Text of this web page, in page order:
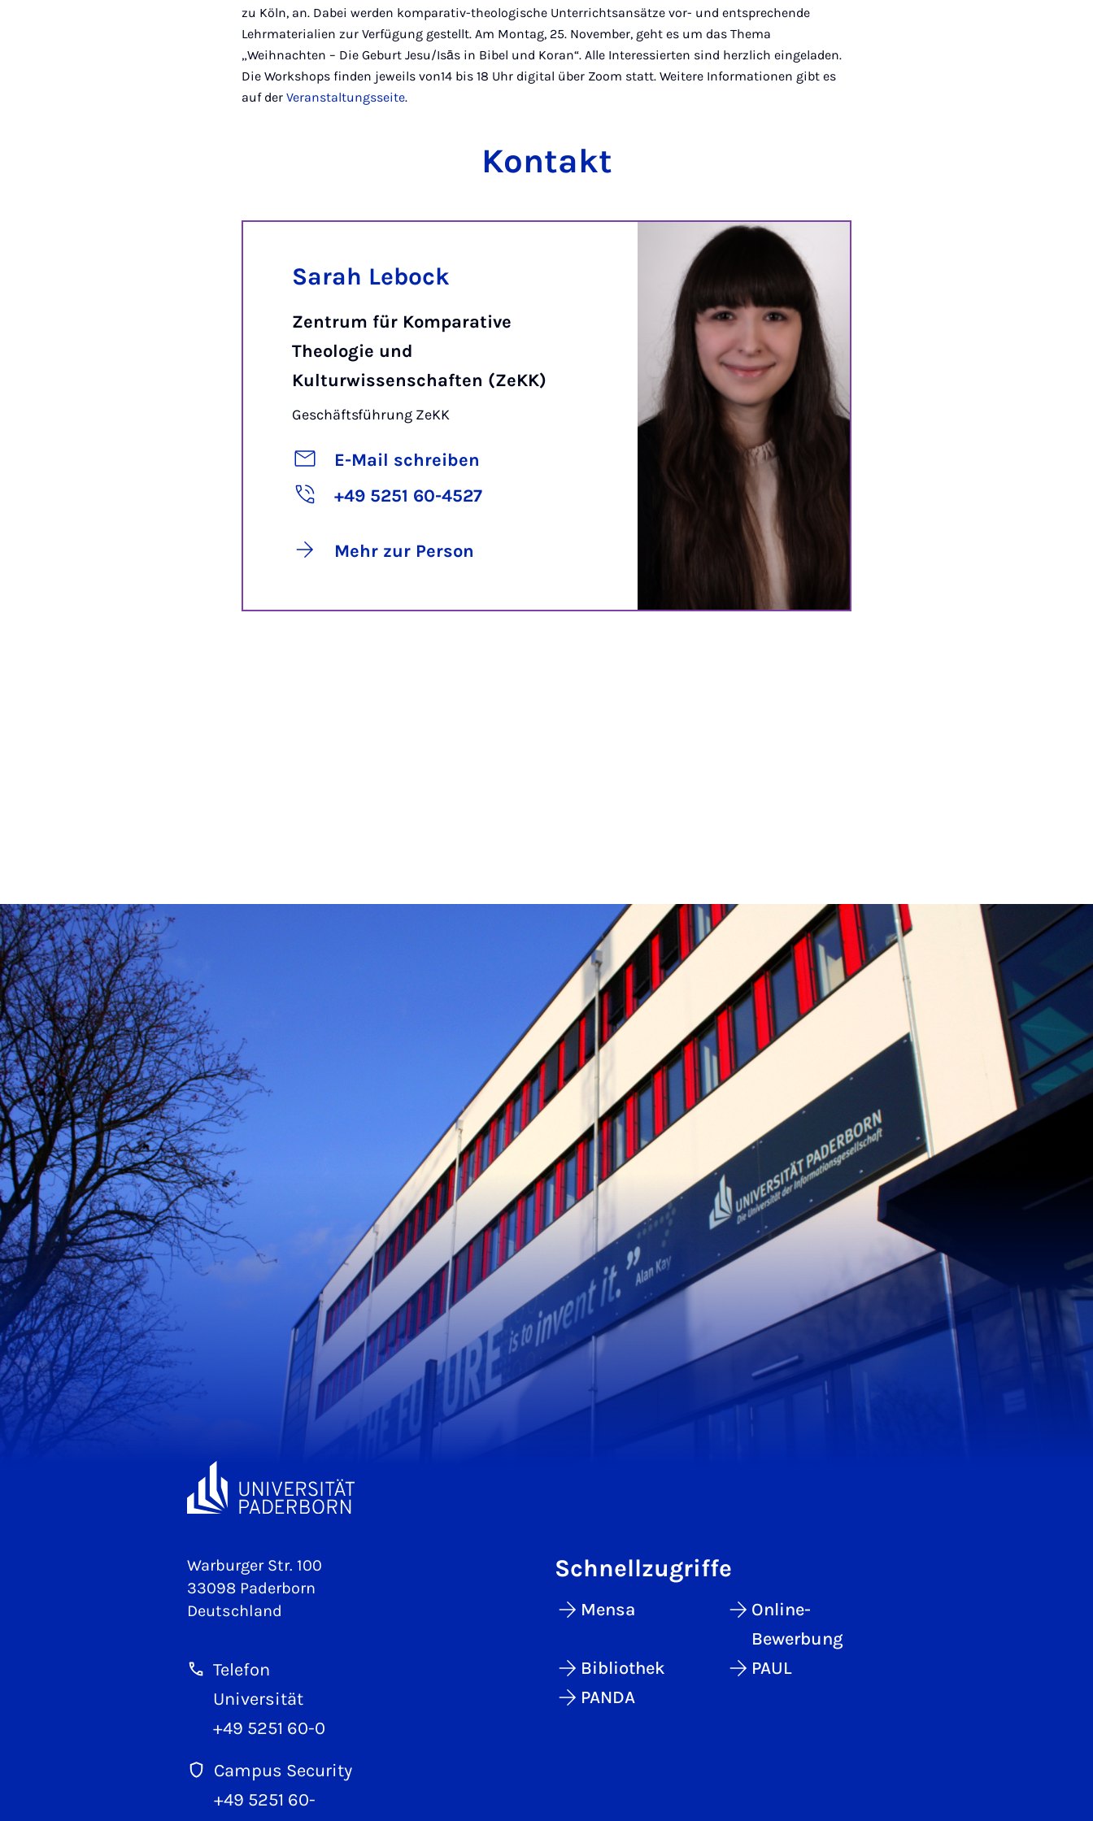
zu Köln, an. Dabei werden komparativ-theologische Unterrichtsansätze vor- und entsprechende
Lehrmaterialien zur Verfügung gestellt. Am Montag, 25. November, geht es um das Thema
„Weihnachten – Die Geburt Jesu/Isās in Bibel und Koran“. Alle Interessierten sind herzlich eingeladen.
Die Workshops finden jeweils von14 bis 18 Uhr digital über Zoom statt. Weitere Informationen gibt es
auf derVeranstaltungsseite.
Kontakt
Sarah Lebock
Zentrum für Komparative
Theologie und
Kulturwissenschaften (ZeKK)
Geschäftsführung ZeKK
E-Mail schreiben
+49 5251 60-4527
Mehr zur Person
Warburger Str. 100
33098 Paderborn
Deutschland
Telefon
Universität
+49 5251 60-0
Campus Security
+49 5251 60-
Schnellzugriffe
Mensa
Online-
Bewerbung
Bibliothek
PAUL
PANDA